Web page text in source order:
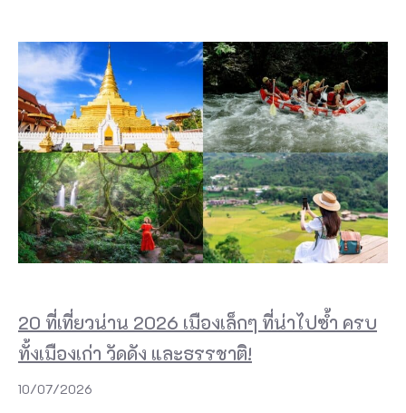
20 ที่เที่ยวน่าน 2026 เมืองเล็กๆ ที่น่าไปซ้ำ ครบ
ทั้งเมืองเก่า วัดดัง และธรรชาติ!
10/07/2026